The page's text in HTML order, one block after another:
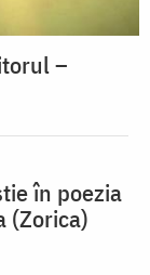
–
în poezia
(Zorica)